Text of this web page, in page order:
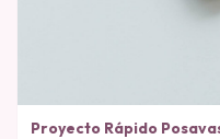
Proyecto Rápido